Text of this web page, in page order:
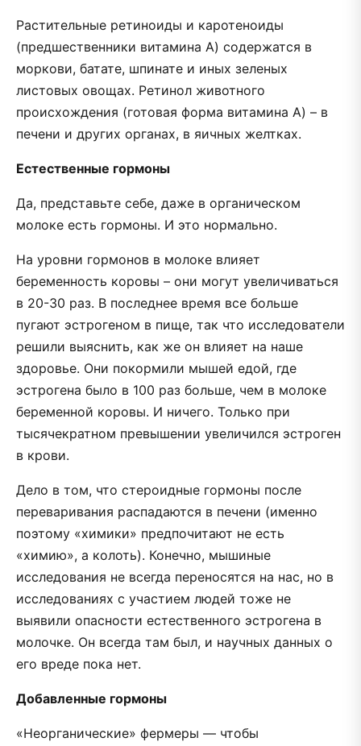
Растительные ретиноиды и каротеноиды
(предшественники витамина A) содержатся в
моркови, батате, шпинате и иных зеленых
листовых овощах. Ретинол животного
происхождения (готовая форма витамина A) – в
печени и других органах, в яичных желтках.
Естественные гормоны
Да, представьте себе, даже в органическом
молоке есть гормоны. И это нормально.
На уровни гормонов в молоке влияет
беременность коровы – они могут увеличиваться
в 20-30 раз. В последнее время все больше
пугают эстрогеном в пище, так что исследователи
решили выяснить, как же он влияет на наше
здоровье. Они покормили мышей едой, где
эстрогена было в 100 раз больше, чем в молоке
беременной коровы. И ничего. Только при
тысячекратном превышении увеличился эстроген
в крови.
Дело в том, что стероидные гормоны после
переваривания распадаются в печени (именно
поэтому «химики» предпочитают не есть
«химию», а колоть). Конечно, мышиные
исследования не всегда переносятся на нас, но в
исследованиях с участием людей тоже не
выявили опасности естественного эстрогена в
молочке. Он всегда там был, и научных данных о
его вреде пока нет.
Добавленные гормоны
«Неорганические» фермеры — чтобы